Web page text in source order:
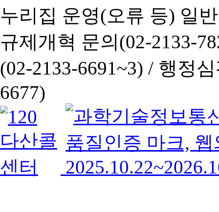
누리집 운영(오류 등) 일
규제개혁 문의(02-2133-
(02-2133-6691~3) / 행정심
6677)